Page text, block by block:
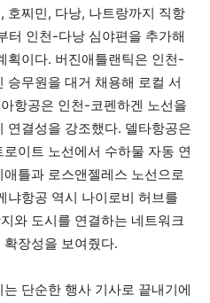
호찌민, 다낭, 나트랑까지 직항
터 인천-다낭 심야편을 추가해
획이다. 버진애틀랜틱은 인천-
승무원을 대거 채용해 로컬 서
항공은 인천-코펜하겐 노선을
연결성을 강조했다. 델타항공은
이트 노선에서 수하물 자동 연
틀과 로스앤젤레스 노선으로
냐항공 역시 나이로비 허브를
와 도시를 연결하는 네트워크
장성을 보여줬다.
단순한 행사 기사로 끝내기에